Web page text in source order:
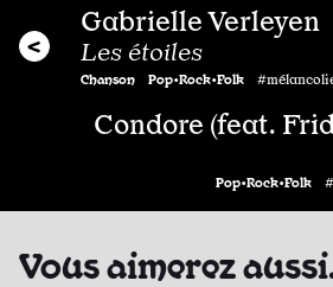
Gabrielle Verleyen
Les étoiles
Chanson Pop•Rock•Folk
Condore (feat.
Pop•Rock•Folk
Vous aimerez